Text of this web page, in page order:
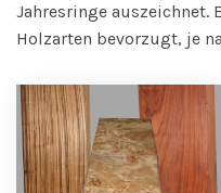
Jahresringe auszeichnet.
Holzarten bevorzugt, je